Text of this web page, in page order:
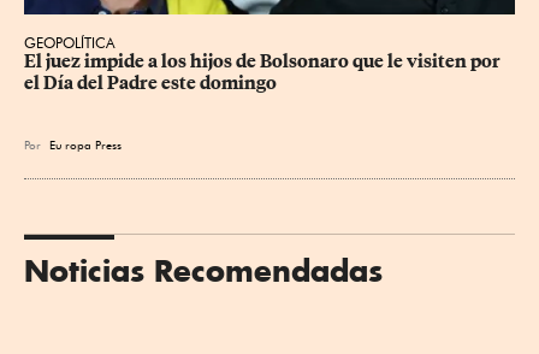
GEOPOLÍTICA
El juez impide a los hijos de Bolsonaro que le visiten por
el Día del Padre este domingo
Por Eu ropa Press
Noticias Recomendadas